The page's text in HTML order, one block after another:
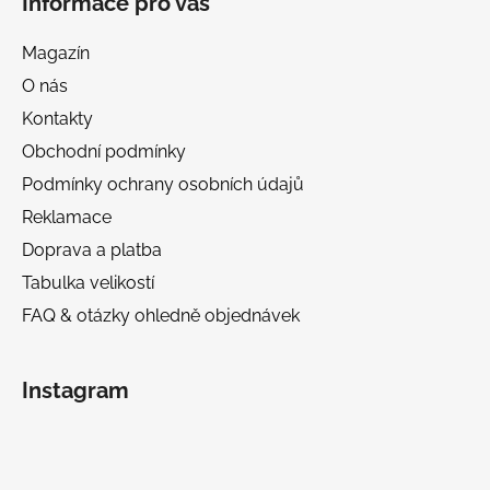
Magazín
O nás
Kontakty
Obchodní podmínky
Podmínky ochrany osobních údajů
Reklamace
Doprava a platba
Tabulka velikostí
FAQ & otázky ohledně objednávek
Instagram